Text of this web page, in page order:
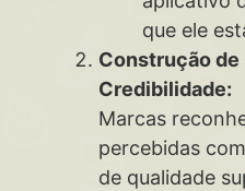
que ele
Construção de
Credibilidade:
Marcas
percebidas
de qualidade